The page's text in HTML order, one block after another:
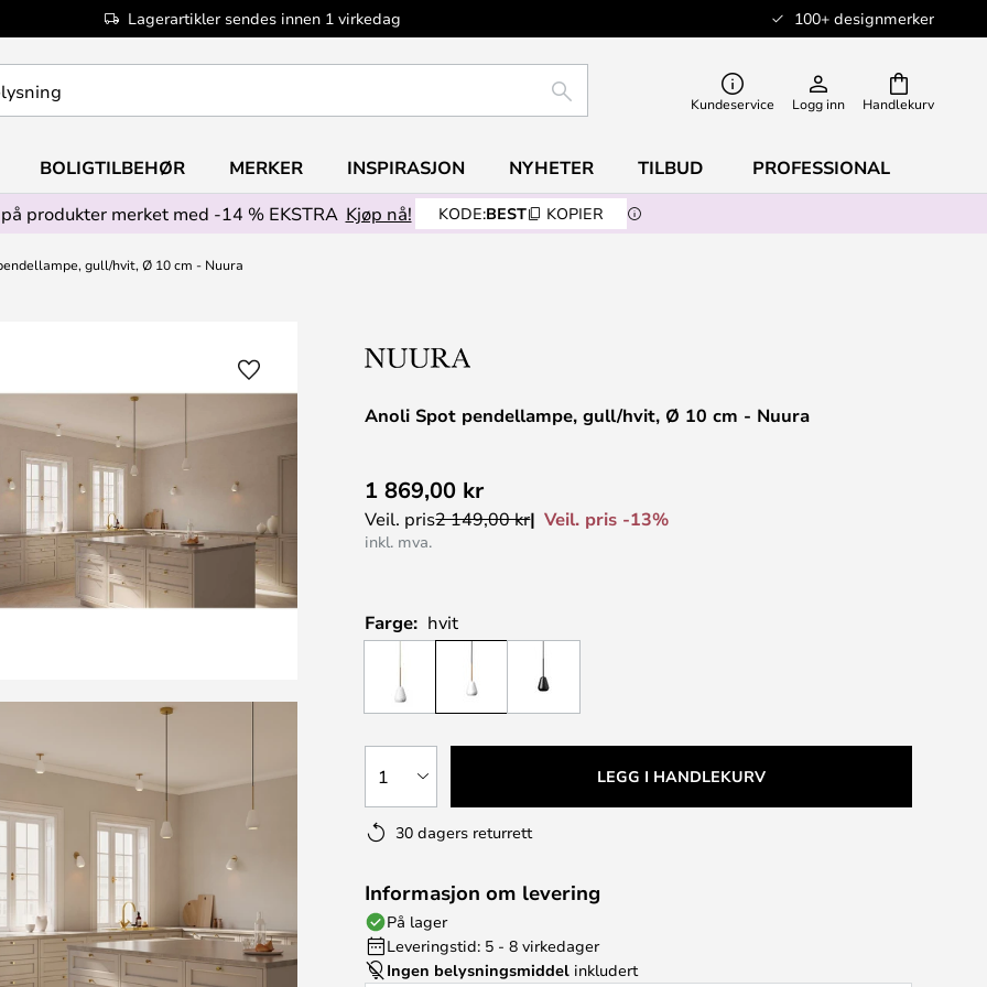
Lagerartikler sendes innen 1 virkedag 100+ designmerker
Handlekurv
SØK Kundeservice Logg inn
BOLIGTILBEHØR MERKER INSPIRASJON NYHETER TILBUD PROFESSIONAL
produkter merket med -14 % EKSTRA Kjøp nå! KODE:BEST KOPIER
gull/hvit, Ø 10 cm - Nuura
Anoli Spot pendellampe, gull/hvit, Ø 10 cm - Nuura
1 869,00 kr
Veil. pris2 149,00 kr Veil. pris -13%
inkl. mva.
Farge: hvit
1 LEGG I HANDLEKURV
30 dagers returrett
Informasjon om levering
På lager
Leveringstid: 5 - 8 virkedager
Ingen belysningsmiddel inkludert